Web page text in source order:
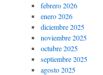
febrero 2026
enero 2026
diciembre 2025
noviembre 2025
octubre 2025
septiembre 2025
agosto 2025